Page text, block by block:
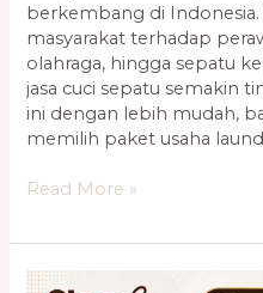
berkembang di
masyarakat terhadap
olahraga, hingga sepatu
jasa cuci sepatu semakin
ini dengan lebih mudah,
memilih paket usaha
Read More »
Cara